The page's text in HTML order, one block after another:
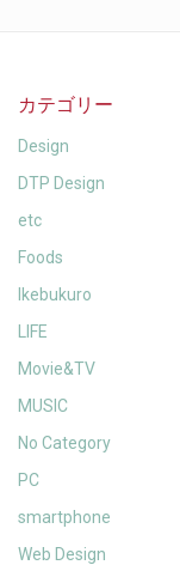
カテゴリー
Design
DTP Design
etc
Foods
Ikebukuro
LIFE
Movie&TV
MUSIC
No Category
PC
smartphone
Web Design